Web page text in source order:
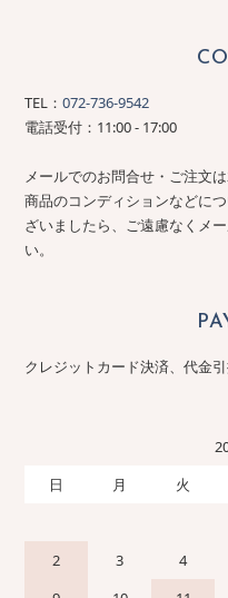
TEL：072-736-9542
電話受付：11:00 - 17:00
メールでのお問合せ・ご注文
商品のコンディションなどに
ざいましたら、ご遠慮なくメ
い。
クレジットカード決済、代金
日
月 火
2
3 4